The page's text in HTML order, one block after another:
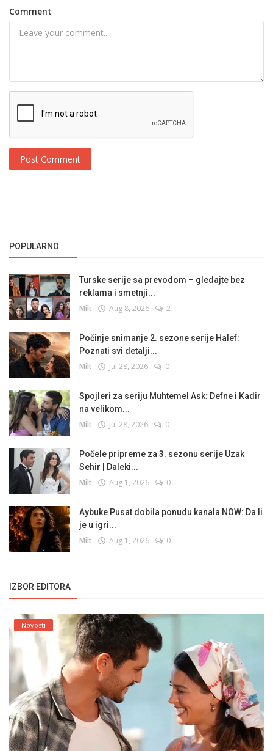
Comment
Post Comment
POPULARNO
Turske serije sa prevodom – gledajte bez
reklama i smetnji...
Milt Aug 8, 2026 2
Počinje snimanje 2. sezone serije Halef:
Poznati svi detalji...
Milt Jul 28, 2026 0
Spojleri za seriju Muhtemel Ask: Defne i Kadir
na velikom...
Milt Jul 28, 2026 0
Počele pripreme za 3. sezonu serije Uzak
Sehir | Daleki...
Milt Aug 1, 2026 0
Aybuke Pusat dobila ponudu kanala NOW: Da li
je u igri...
Milt Aug 1, 2026 0
IZBOR EDITORA
Novosti